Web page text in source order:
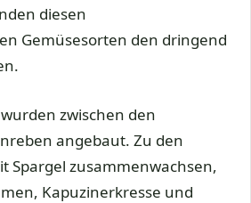
diesen
Gemüsesorten den dringend
zwischen den
angebaut. Zu den
Spargel zusammenwachsen,
Kapuzinerkresse und